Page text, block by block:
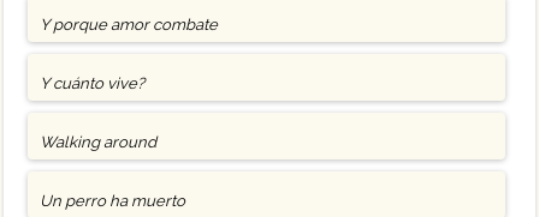
Y porque amor combate
Y cuánto vive?
Walking around
Un perro ha muerto